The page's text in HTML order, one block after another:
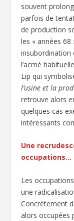
souvent
parfois de
de production
les « années
insubordination
l’acmé
Lip qui
l’usine et la
retrouve alors
quelques cas
intéressants
Une
occupations…
Les
une
Concrètement
alors occupées